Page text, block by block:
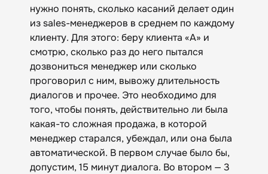
нужно понять, сколько касаний делает один
из sales-менеджеров в среднем по каждому
клиенту. Для этого: беру клиента «А» и
смотрю, сколько раз до него пытался
дозвониться менеджер или сколько
проговорил с ним, вывожу длительность
диалогов и прочее. Это необходимо для
того, чтобы понять, действительно ли была
какая-то сложная продажа, в которой
менеджер старался, убеждал, или она была
автоматической. В первом случае было бы,
допустим, 15 минут диалога. Во втором — 3